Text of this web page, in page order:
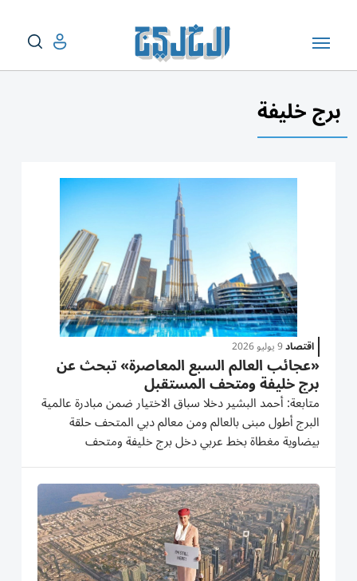
برج خليفة
اقتصاد9 يوليو 2026
«عجائب العالم السبع المعاصرة» تبحث عن
برج خليفة ومتحف المستقبل
متابعة: أحمد البشير دخلا سباق الاختيار ضمن مبادرة عالمية
البرج أطول مبنى بالعالم ومن معالم دبي المتحف حلقة
بيضاوية مغطاة بخط عربي دخل برج خليفة ومتحف
المستقبل سباقاً عالمياً، لاختيارهما ضمن قائمة «عجائب
العالم السبع المعاصرة»، في إطار مبادرة أطلقها المجلس
العالمي للسفر...